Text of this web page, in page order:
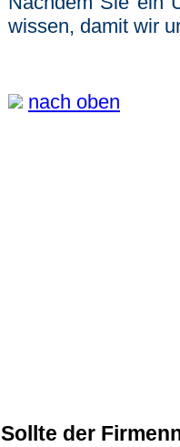
wissen, damit wir
nach oben
Sollte der